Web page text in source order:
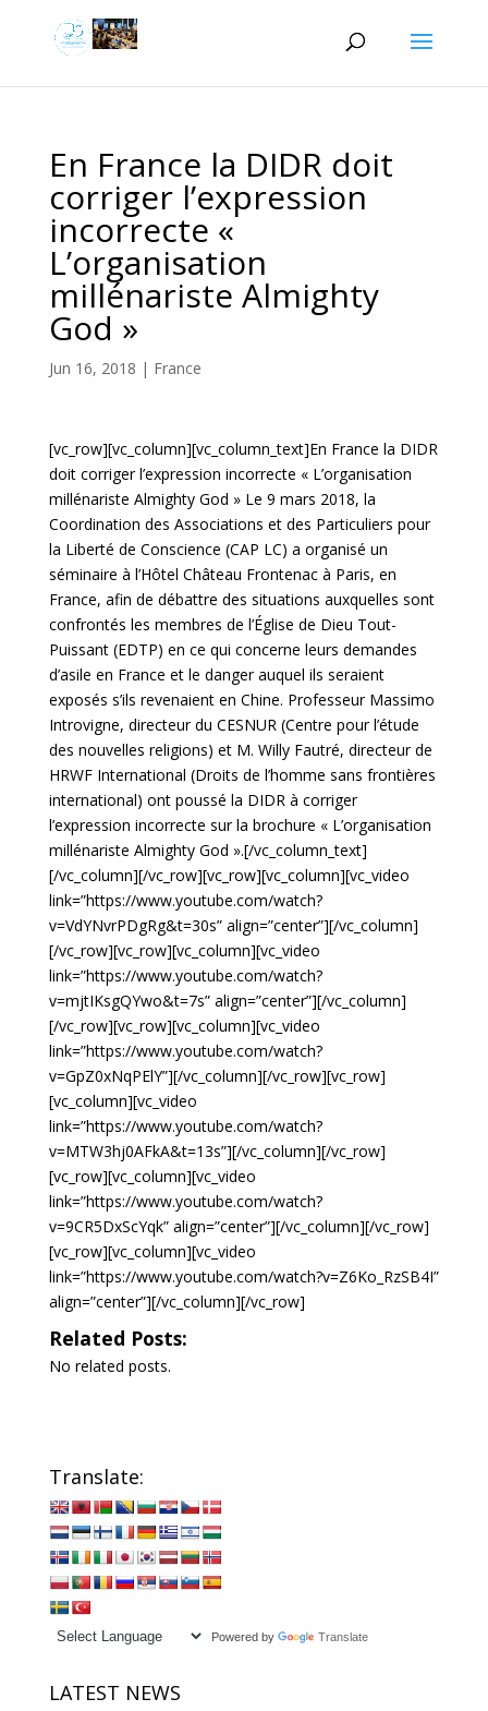
En France la DIDR doit
corriger l’expression
incorrecte «
L’organisation
millénariste Almighty
God »
Jun 16, 2018 | France
[vc_row][vc_column][vc_column_text]En France la DIDR
doit corriger l’expression incorrecte « L’organisation
millénariste Almighty God » Le 9 mars 2018, la
Coordination des Associations et des Particuliers pour
la Liberté de Conscience (CAP LC) a organisé un
séminaire à l’Hôtel Château Frontenac à Paris, en
France, afin de débattre des situations auxquelles sont
confrontés les membres de l’Église de Dieu Tout-
Puissant (EDTP) en ce qui concerne leurs demandes
d’asile en France et le danger auquel ils seraient
exposés s’ils revenaient en Chine. Professeur Massimo
Introvigne, directeur du CESNUR (Centre pour l’étude
des nouvelles religions) et M. Willy Fautré, directeur de
HRWF International (Droits de l’homme sans frontières
international) ont poussé la DIDR à corriger
l’expression incorrecte sur la brochure « L’organisation
millénariste Almighty God ».[/vc_column_text]
[/vc_column][/vc_row][vc_row][vc_column][vc_video
link=”https://www.youtube.com/watch?
v=VdYNvrPDgRg&t=30s” align=”center”][/vc_column]
[/vc_row][vc_row][vc_column][vc_video
link=”https://www.youtube.com/watch?
v=mjtIKsgQYwo&t=7s” align=”center”][/vc_column]
[/vc_row][vc_row][vc_column][vc_video
link=”https://www.youtube.com/watch?
v=GpZ0xNqPElY”][/vc_column][/vc_row][vc_row]
[vc_column][vc_video
link=”https://www.youtube.com/watch?
v=MTW3hj0AFkA&t=13s”][/vc_column][/vc_row]
[vc_row][vc_column][vc_video
link=”https://www.youtube.com/watch?
v=9CR5DxScYqk” align=”center”][/vc_column][/vc_row]
[vc_row][vc_column][vc_video
link=”https://www.youtube.com/watch?v=Z6Ko_RzSB4I”
align=”center”][/vc_column][/vc_row]
Related Posts:
No related posts.
Translate:
Powered by Translate
LATEST NEWS